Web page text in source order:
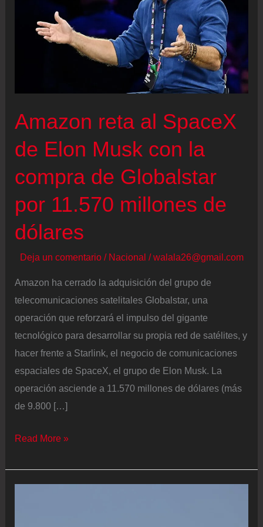
Amazon reta al SpaceX
de Elon Musk con la
compra de Globalstar
por 11.570 millones de
dólares
Deja un comentario / Nacional /walala26@gmail.com
Amazon ha cerrado la adquisición del grupo de
telecomunicaciones satelitales Globalstar, una
operación que reforzará el impulso del gigante
tecnológico para desarrollar su propia red de satélites, y
hacer frente a Starlink, el negocio de comunicaciones
espaciales de SpaceX, el grupo de Elon Musk. La
operación asciende a 11.570 millones de dólares (más
de 9.800 […]
Amazon
al
Read More »